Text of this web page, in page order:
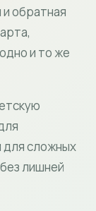
обратная
и то же
для сложных
лишней